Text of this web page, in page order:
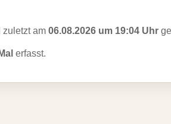
zuletzt am 06.08.2026 um 19:04 Uhr
erfasst.